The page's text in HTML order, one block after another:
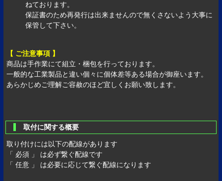
ねております。
保証書のため再発行は出来ませんので無くさないよう大事に
保管して下さい。
【 ご注意事項 】
商品は手作業にて組立・梱包を行っております。
一般的な工業製品と違い個々に個体差等ある場合が御座います。
あらかじめご理解ご容赦のほど宜しくお願い致します。
取付に関する概要
取り付けには以下の配線があります
「 必須 」 は必ず繋ぐ配線です
「 任意 」 は必要に応じて繋ぐ配線になります